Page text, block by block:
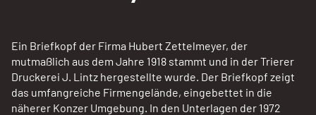
Ein Briefkopf der Firma Hubert Zettelmeyer, der
mutmaßlich aus dem Jahre 1918 stammt und in der Trierer
Druckerei J. Lintz hergestellte wurde. Der Briefkopf zeigt
das umfangreiche Firmengelände, eingebettet in die
näherer Konzer Umgebung. In den Unterlagen der 1972